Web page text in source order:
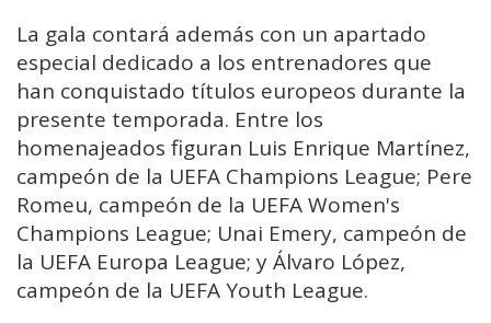
La gala contará además con un apartado
especial dedicado a los entrenadores que
han conquistado títulos europeos durante la
presente temporada. Entre los
homenajeados figuran Luis Enrique Martínez,
campeón de la UEFA Champions League; Pere
Romeu, campeón de la UEFA Women's
Champions League; Unai Emery, campeón de
la UEFA Europa League; y Álvaro López,
campeón de la UEFA Youth League.